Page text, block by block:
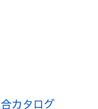
カタログ